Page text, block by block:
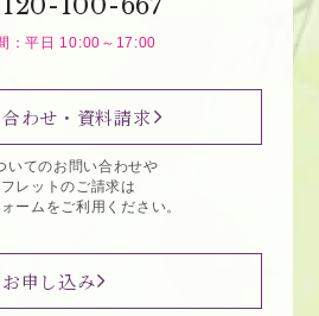
100-667
：平日 10:00～17:00
わせ・資料請求
いてのお問い合わせや
レットのご請求は
ームをご利用ください。
お申し込み